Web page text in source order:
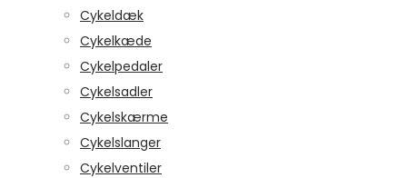
Cykeldæk
Cykelkæde
Cykelpedaler
Cykelsadler
Cykelskærme
Cykelslanger
Cykelventiler